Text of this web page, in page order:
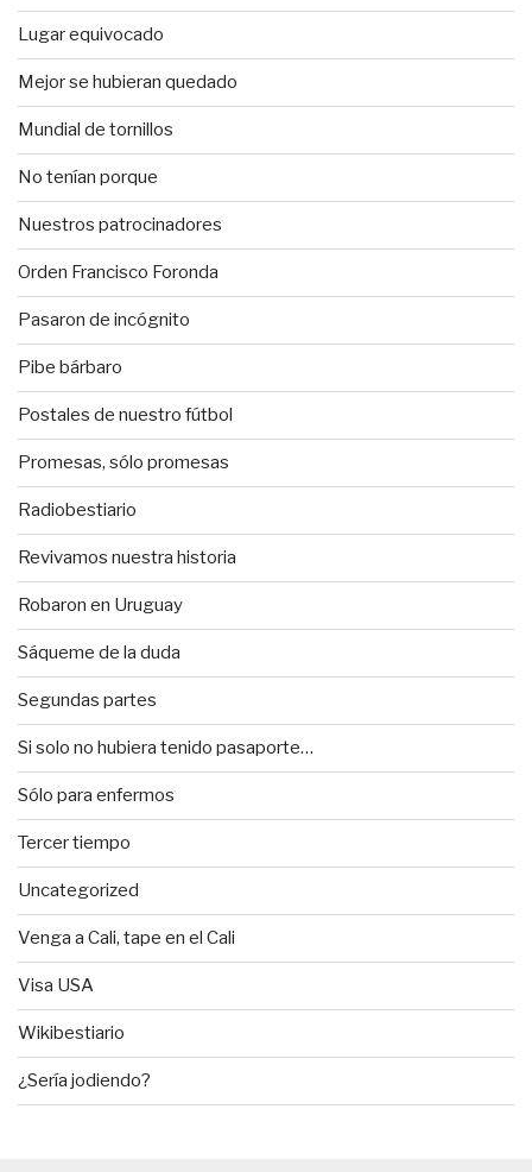
Lugar equivocado
Mejor se hubieran quedado
Mundial de tornillos
No tenían porque
Nuestros patrocinadores
Orden Francisco Foronda
Pasaron de incógnito
Pibe bárbaro
Postales de nuestro fútbol
Promesas, sólo promesas
Radiobestiario
Revivamos nuestra historia
Robaron en Uruguay
Sáqueme de la duda
Segundas partes
Si solo no hubiera tenido pasaporte…
Sólo para enfermos
Tercer tiempo
Uncategorized
Venga a Cali, tape en el Cali
Visa USA
Wikibestiario
¿Sería jodiendo?